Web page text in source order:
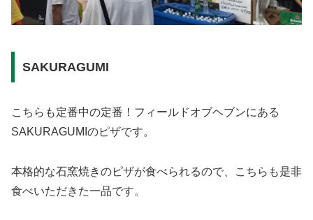
SAKURAGUMI
こちらも定番中の定番！フィールドオブヘブンにある
SAKURAGUMIのピザです。
本格的な石窯焼きのピザが食べられるので、こちらも是非
食べいただきた一品です。